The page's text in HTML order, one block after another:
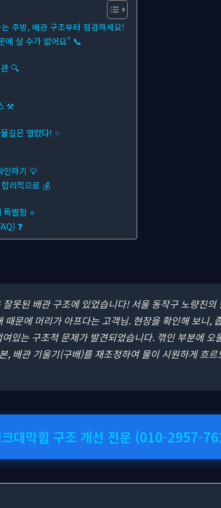
주방, 배관 구조부터 점검하세요!
에 살 수가 없어요” 📞
🔍
⚒
길은 열렸다! ✨
인하기 💡
리적으로 💰
별함 ⭐
❓
못된 배관 구조에 있었습니다! 서울 동작구 노량진의
때문에 머리가 아프다는 고객님. 현장을 확인해 보니,
있는 구조적 문제가 발견되었습니다. 꺾인 부분에 오
, 배관 기울기(구배)를 재조정하여 물이 시원하게 흐
크대막힘 구조 개선 전문 (010-2957-